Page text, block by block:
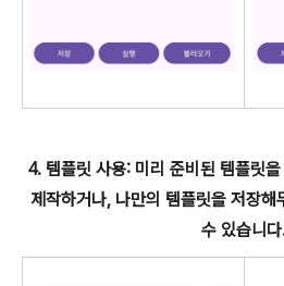
4. 템플릿 사용: 미리 준비된 템플릿
제작하거나, 나만의 템플릿을 저장해
수 있습니